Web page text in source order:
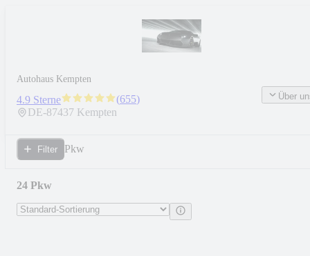
Autohaus Kempten
4.9 Sterne (655)
DE-87437 Kempten
Über
Filter Pkw
24 Pkw